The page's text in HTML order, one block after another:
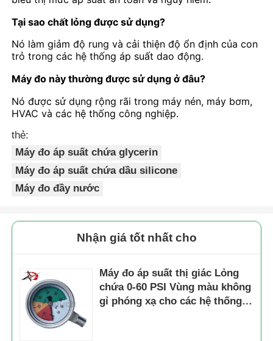
Tại sao chất lỏng được sử dụng?
Nó làm giảm độ rung và cải thiện độ ổn định của con
trỏ trong các hệ thống áp suất dao động.
Máy đo này thường được sử dụng ở đâu?
Nó được sử dụng rộng rãi trong máy nén, máy bơm,
HVAC và các hệ thống công nghiệp.
thẻ:
Máy đo áp suất chứa glycerin
Máy đo áp suất chứa dầu silicone
Máy đo đầy nước
Nhận giá tốt nhất cho
Máy đo áp suất thị giác Lỏng
chứa 0-60 PSI Vùng màu không
gỉ phóng xạ cho các hệ thống